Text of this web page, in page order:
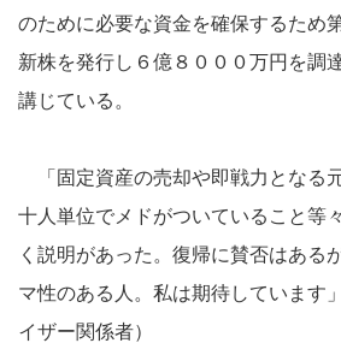
のために必要な資金を確保するため
新株を発行し６億８０００万円を調
講じている。
「固定資産の売却や即戦力となる
十人単位でメドがついていること等
く説明があった。復帰に賛否はある
マ性のある人。私は期待しています
イザー関係者）